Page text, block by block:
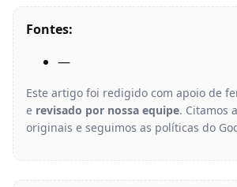
Fontes:
—
Este artigo foi redigido com apoio de
e revisado por nossa equipe. Citamos
originais e seguimos as políticas do